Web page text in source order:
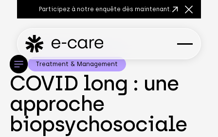
Participez à notre enquête dès maintenant.
Fermer
Treatment & Management
COVID long : une
approche
biopsychosociale